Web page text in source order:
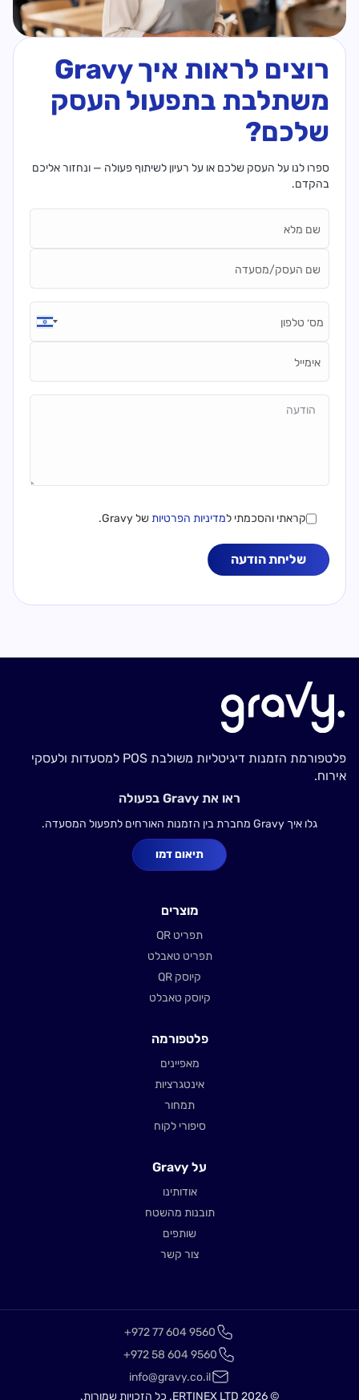
רוצים לראות איך Gravy
משתלבת בתפעול העסק
שלכם?
ספרו לנו על העסק שלכם או על רעיון לשיתוף פעולה — ונחזור אליכם
בהקדם.
Name*
Business Name*
Phone number*
קראתי והסכמתי למדיניות הפרטיות של Gravy.
פלטפורמת הזמנות דיגיטליות משולבת POS למסעדות ולעסקי
אירוח.
ראו את Gravy בפעולה
גלו איך Gravy מחברת בין הזמנות האורחים לתפעול המסעדה.
תיאום דמו
מוצרים
תפריט QR
תפריט טאבלט
קיוסק QR
קיוסק טאבלט
פלטפורמה
מאפיינים
אינטגרציות
תמחור
סיפורי לקוח
על Gravy
אודותינו
תובנות מהשטח
שותפים
צור קשר
+972 77 604 9560
+972 58 604 9560
info@gravy.co.il
© 2026 ERTINEX LTD. כל הזכויות שמורות.